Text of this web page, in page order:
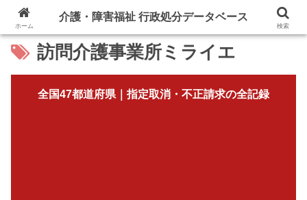
訪問介護事業所ミライエ
全国47都道府県｜指定取消・不正請求の全記録
ホーム
介護・障害福祉 行政処分データベース
検索